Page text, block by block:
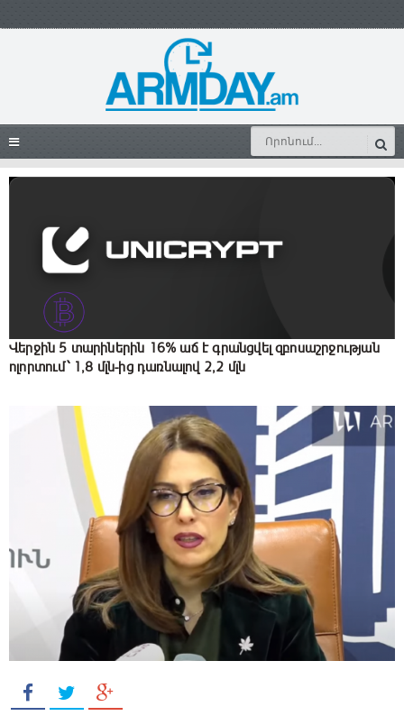
Վերջին 5 տարիներին 16% աճ է գրանցվել զբոսաշրջության
ոլորտում՝ 1,8 մլն-ից դառնալով 2,2 մլն